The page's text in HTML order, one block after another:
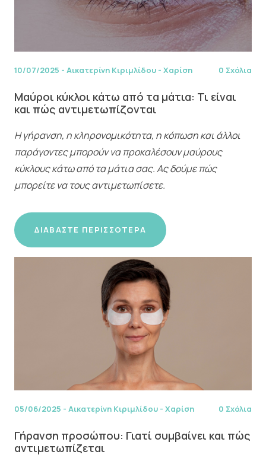
10/07/2025 -Αικατερίνη Κιριμλίδου - Χαρίση 0 Σχόλια
Μαύροι κύκλοι κάτω από τα μάτια: Τι είναι
και πώς αντιμετωπίζονται
Η γήρανση, η κληρονομικότητα, η κόπωση και άλλοι
παράγοντες μπορούν να προκαλέσουν μαύρους
κύκλους κάτω από τα μάτια σας. Ας δούμε πώς
μπορείτε να τους αντιμετωπίσετε.
ΔΙΑΒΆΣΤΕ ΠΕΡΙΣΣΌΤΕΡΑ
05/06/2025 -Αικατερίνη Κιριμλίδου - Χαρίση 0 Σχόλια
Γήρανση προσώπου: Γιατί συμβαίνει και πώς
αντιμετωπίζεται